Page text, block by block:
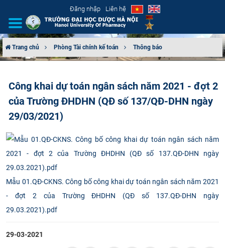
Đăng nhập Liên hệ
CƠ CẤU TỔ CHỨC
TUYỂN SINH
ĐÀO TẠO
ĐẢM BẢO CHẤT LƯỢNG
KHOA HỌC CÔNG NGHỆ
HTQT
CỰU NGƯỜI HỌC
Trang chủ Phòng Tài chính kế toán Thông báo
Công khai dự toán ngân sách năm 2021 - đợt 2
của Trường ĐHDHN (QĐ số 137/QĐ-DHN ngày
29/03/2021)
Mẫu 01.QĐ-CKNS. Công bố công khai dự toán ngân sách năm 2021
- đợt 2 của Trường ĐHDHN (QĐ số 137.QĐ-DHN ngày
29.03.2021).pdf
29-03-2021